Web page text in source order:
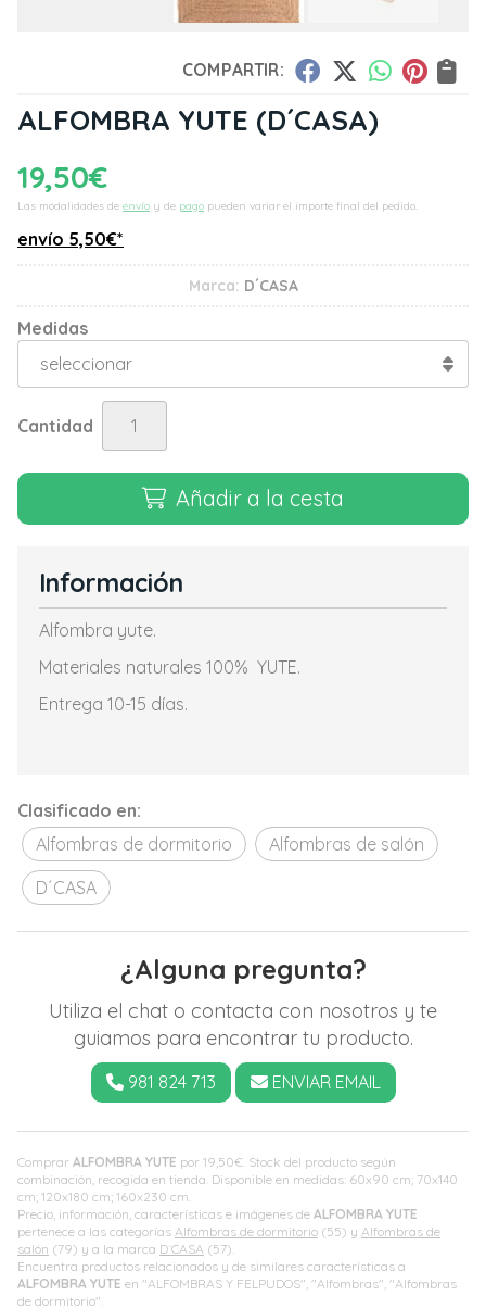
COMPARTIR:
ALFOMBRA YUTE (D´CASA)
19,50€
Las modalidades de envío y de pago pueden variar el importe final del pedido.
envío 5,50€*
Marca: D´CASA
Medidas
Cantidad
Añadir a la cesta
Comprar ALFOMBRA YUTE por 19,50€ . Stock del producto según
combinación, recogida en tienda. Disponible en medidas: 60x90 cm; 70x140
cm; 120x180 cm; 160x230 cm.
Precio, información, características e imágenes de ALFOMBRA YUTE
pertenece a las categorías Alfombras de dormitorio (55) y Alfombras de
salón (79) y a la marca D´CASA (57).
Encuentra productos relacionados y de similares características a
ALFOMBRA YUTE en "ALFOMBRAS Y FELPUDOS", "Alfombras", "Alfombras
de dormitorio".
Información
Alfombra yute.
Materiales naturales 100% YUTE.
Entrega 10-15 días.
Clasificado en:
Alfombras de dormitorio
Alfombras de salón
D´CASA
¿Alguna pregunta?
Utiliza el chat o contacta con nosotros y te
guiamos para encontrar tu producto.
981 824 713 ENVIAR EMAIL